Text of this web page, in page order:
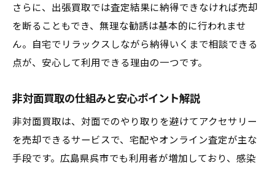
さらに、出張買取では査定結果に納得できなければ売却
を断ることもでき、無理な勧誘は基本的に行われませ
ん。自宅でリラックスしながら納得いくまで相談できる
点が、安心して利用できる理由の一つです。
非対面買取の仕組みと安心ポイント解説
非対面買取は、対面でのやり取りを避けてアクセサリー
を売却できるサービスで、宅配やオンライン査定が主な
手段です。広島県呉市でも利用者が増加しており、感染